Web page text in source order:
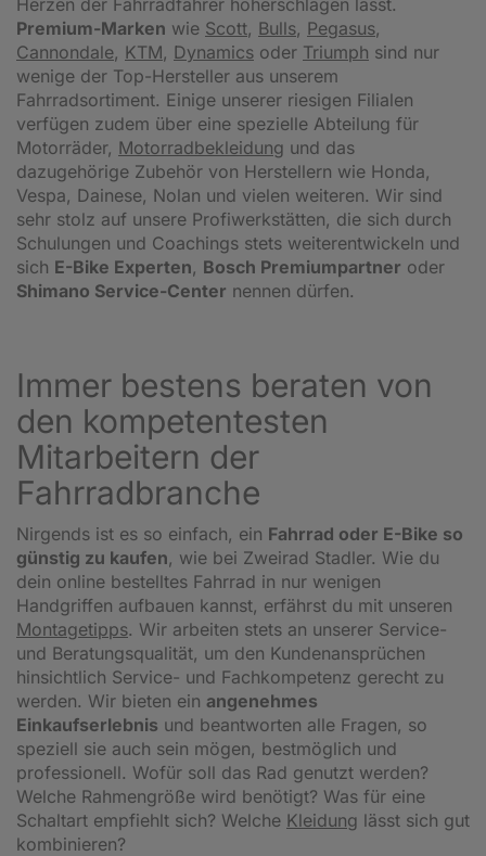
Premium-Marken wie Scott, Bulls, Pegasus,
Cannondale, KTM, Dynamics oder Triumph sind nur
wenige der Top-Hersteller aus unserem
Fahrradsortiment. Einige unserer riesigen Filialen
verfügen zudem über eine spezielle Abteilung für
Motorräder, Motorradbekleidung und das
dazugehörige Zubehör von Herstellern wie Honda,
Vespa, Dainese, Nolan und vielen weiteren. Wir sind
sehr stolz auf unsere Profiwerkstätten, die sich durch
Schulungen und Coachings stets weiterentwickeln und
sich E-Bike Experten, Bosch Premiumpartner oder
Shimano Service-Center nennen dürfen.
Immer bestens beraten von
den kompetentesten
Mitarbeitern der
Fahrradbranche
Nirgends ist es so einfach, ein Fahrrad oder E-Bike so
günstig zu kaufen, wie bei Zweirad Stadler. Wie du
dein online bestelltes Fahrrad in nur wenigen
Handgriffen aufbauen kannst, erfährst du mit unseren
Montagetipps. Wir arbeiten stets an unserer Service-
und Beratungsqualität, um den Kundenansprüchen
hinsichtlich Service- und Fachkompetenz gerecht zu
werden. Wir bieten ein angenehmes
Einkaufserlebnis und beantworten alle Fragen, so
speziell sie auch sein mögen, bestmöglich und
professionell. Wofür soll das Rad genutzt werden?
Welche Rahmengröße wird benötigt? Was für eine
Schaltart empfiehlt sich? Welche Kleidung lässt sich gut
kombinieren?